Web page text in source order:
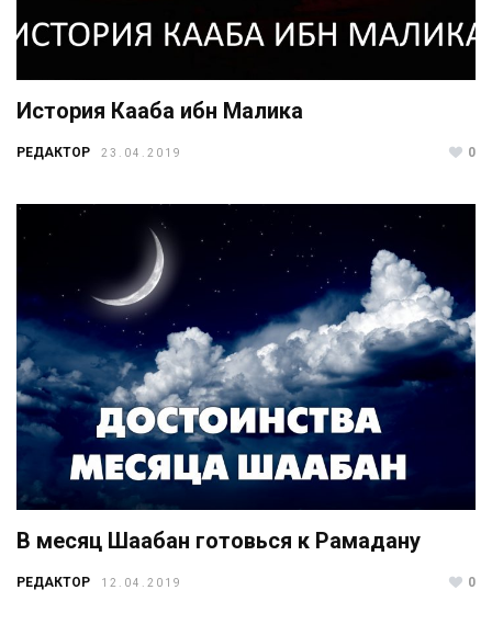
История Кааба ибн Малика
РЕДАКТОР 23.04.2019 0
В месяц Шаабан готовься к Рамадану
РЕДАКТОР 12.04.2019 0